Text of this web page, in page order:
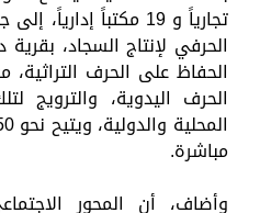
تجارياً و 19 مكتباً
الحرفي لإنتاج السجاد،
الحفاظ على الحرف
الحرف اليدوية، والترويج
مباشرة.